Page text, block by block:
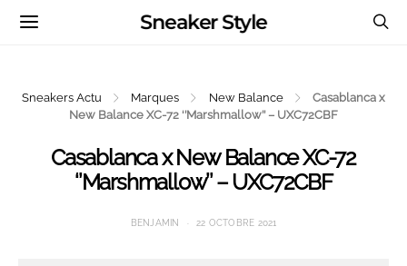
Sneaker Style
Sneakers Actu Marques New Balance
Casablanca x
New Balance XC-72 ‘’Marshmallow’’ – UXC72CBF
Casablanca x New Balance XC-72
‘’Marshmallow’’ – UXC72CBF
BENJAMIN 22 OCTOBRE 2021